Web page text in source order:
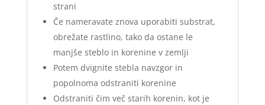
strani
Če nameravate znova uporabiti substrat,
obrežate rastlino, tako da ostane le
manjše steblo in korenine v zemlji
Potem dvignite stebla navzgor in
popolnoma odstraniti korenine
Odstraniti čim več starih korenin, kot je